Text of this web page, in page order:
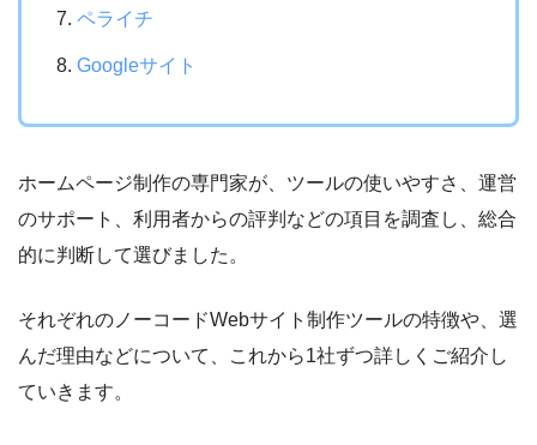
ペライチ
Googleサイト
ホームページ制作の専門家が、ツールの使いやすさ、運営
のサポート、利用者からの評判などの項目を調査し、総合
的に判断して選びました。
それぞれのノーコードWebサイト制作ツールの特徴や、選
んだ理由などについて、これから1社ずつ詳しくご紹介し
ていきます。